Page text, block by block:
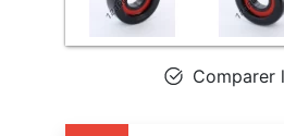
Comparer